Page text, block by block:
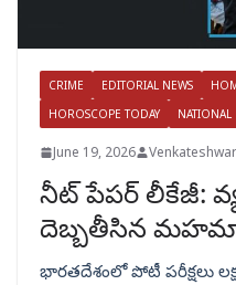
CRIME EDITORIAL NEWS
HOROSCOPE TODAY
NATIONAL
June 19, 2026
నీట్ పేపర్ లీకేజీ:
దెబ్బతీసిన
భారతదేశంలో పోటీ పరీక్షలు